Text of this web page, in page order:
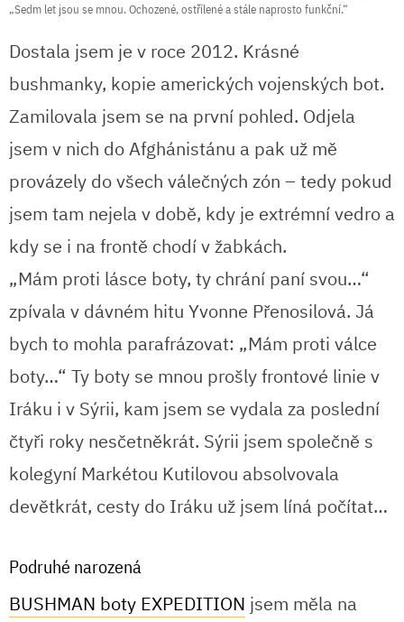
„Sedm let jsou se mnou. Ochozené, ostřílené a stále naprosto funkční.“
Dostala jsem je v roce 2012. Krásné
bushmanky, kopie amerických vojenských bot.
Zamilovala jsem se na první pohled. Odjela
jsem v nich do Afghánistánu a pak už mě
provázely do všech válečných zón – tedy pokud
jsem tam nejela v době, kdy je extrémní vedro a
kdy se i na frontě chodí v žabkách.
„Mám proti lásce boty, ty chrání paní svou…“
zpívala v dávném hitu Yvonne Přenosilová. Já
bych to mohla parafrázovat: „Mám proti válce
boty…“ Ty boty se mnou prošly frontové linie v
Iráku i v Sýrii, kam jsem se vydala za poslední
čtyři roky nesčetněkrát. Sýrii jsem společně s
kolegyní Markétou Kutilovou absolvovala
devětkrát, cesty do Iráku už jsem líná počítat…
Podruhé narozená
BUSHMAN boty EXPEDITION jsem měla na